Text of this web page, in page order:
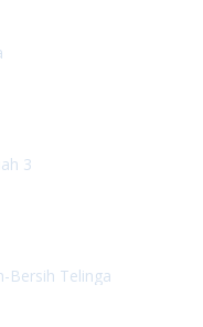
3
Bersih Telinga